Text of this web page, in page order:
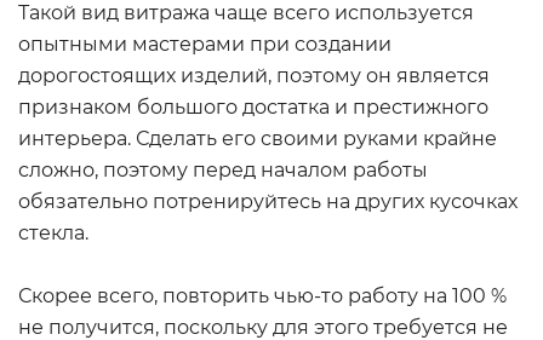
Такой вид витража чаще всего используется
опытными мастерами при создании
дорогостоящих изделий, поэтому он является
признаком большого достатка и престижного
интерьера. Сделать его своими руками крайне
сложно, поэтому перед началом работы
обязательно потренируйтесь на других кусочках
стекла.
Скорее всего, повторить чью-то работу на 100 %
не получится, поскольку для этого требуется не